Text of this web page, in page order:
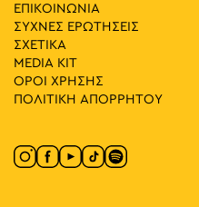
ΕΠΙΚΟΙΝΩΝΙΑ
ΣΥΧΝΕΣ ΕΡΩΤΗΣΕΙΣ
ΣΧΕΤΙΚΑ
MEDIA ΚIT
ΟΡΟΙ ΧΡΗΣΗΣ
ΠΟΛΙΤΙΚΗ ΑΠΟΡΡΗΤΟΥ